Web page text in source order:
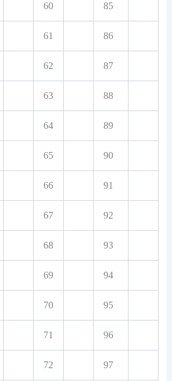
60 85
61 86
62 87
63 88
64 89
65 90
66 91
67 92
68 93
69 94
70 95
71 96
72 97